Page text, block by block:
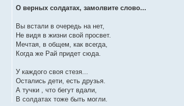
О верных солдатах, замолвите слово...
Вы встали в очередь на нет,
Не видя в жизни свой просвет.
Мечтая, в общем, как всегда,
Когда же Рай придет сюда.
У каждого своя стезя...
Остались дети, есть друзья.
А тучки , что бегут вдали,
В солдатах тоже быть могли.